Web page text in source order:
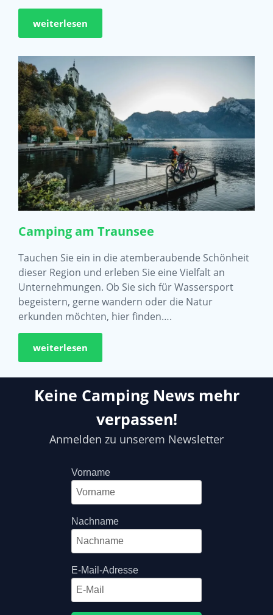
weiterlesen
Camping am Traunsee
Tauchen Sie ein in die atemberaubende Schönheit
dieser Region und erleben Sie eine Vielfalt an
Unternehmungen. Ob Sie sich für Wassersport
begeistern, gerne wandern oder die Natur
erkunden möchten, hier finden….
weiterlesen
Keine Camping News mehr
verpassen!
Anmelden zu unserem Newsletter
Vorname
Nachname
E-Mail-Adresse